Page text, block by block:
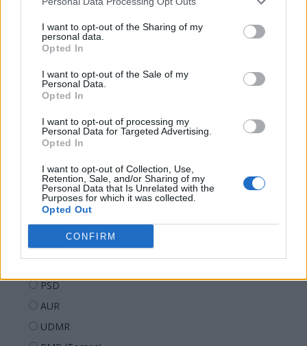
I want to opt-out of the Sharing of my
personal data.
Opted In
I want to opt-out of the Sale of my
Personal Data.
Opted In
I want to opt-out of processing my
Personal Data for Targeted Advertising.
Opted In
I want to opt-out of Collection, Use,
Retention, Sale, and/or Sharing of my
Personal Data that Is Unrelated with the
Purposes for which it was collected.
Opted Out
CONFIRM
europeană PSD-AUR: pierdem 5...
Sondaj
Ce partid ați vota dacă alegerile parlamentare ar avea
PSD
AUR
UDMR